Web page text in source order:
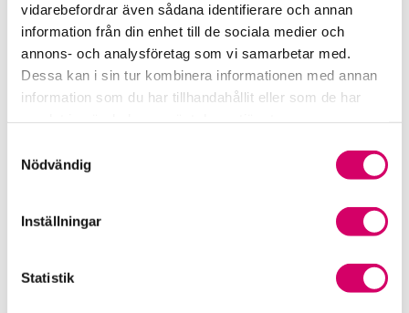
vidarebefordrar även sådana identifierare och annan
information från din enhet till de sociala medier och
annons- och analysföretag som vi samarbetar med.
Dessa kan i sin tur kombinera informationen med annan
information som du har tillhandahållit eller som de har
Nödvändig
Inställningar
Statistik
Telefon
08-55 51 60 60
Mobiltelefon
070-020 91 37
Skicka e-post